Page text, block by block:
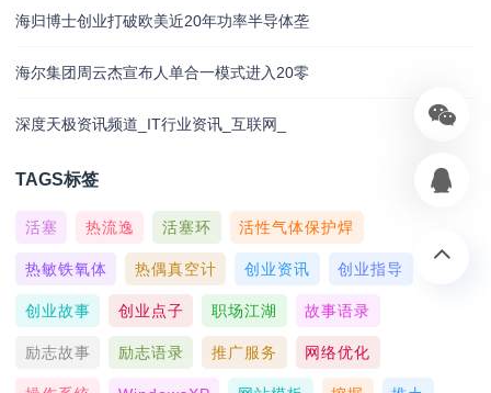
海归博士创业打破欧美近20年功率半导体垄
海尔集团周云杰宣布人单合一模式进入20零
深度天极资讯频道_IT行业资讯_互联网_
TAGS标签
活塞 热流逸 活塞环 活性气体保护焊
热敏铁氧体 热偶真空计 创业资讯 创业指导
创业故事 创业点子 职场江湖 故事语录
励志故事 励志语录 推广服务 网络优化